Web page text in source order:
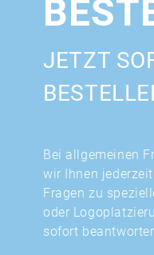
JETZT
Bei allgemeinen
wir Ihnen
Fragen zu
oder
sofort